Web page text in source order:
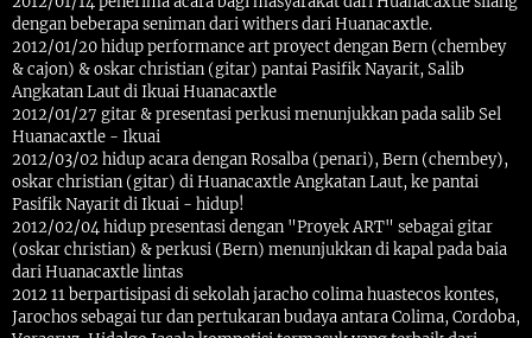
dengan beberapa seniman dari withers dari Huanacaxtle.
2012/01/20 hidup performance art proyect dengan Bern (chembey
& cajon) & oskar christian (gitar) pantai Pasifik Nayarit, Salib
Angkatan Laut di Ikuai Huanacaxtle
2012/01/27 gitar & presentasi perkusi menunjukkan pada salib Sel
Huanacaxtle - Ikuai
2012/03/02 hidup acara dengan Rosalba (penari), Bern (chembey),
oskar christian (gitar) di Huanacaxtle Angkatan Laut, ke pantai
Pasifik Nayarit di Ikuai - hidup!
2012/02/04 hidup presentasi dengan "Proyek ART" sebagai gitar
(oskar christian) & perkusi (Bern) menunjukkan di kapal pada baia
dari Huanacaxtle lintas
2012 11 berpartisipasi di sekolah jaracho colima huastecos kontes,
Jarochos sebagai tur dan pertukaran budaya antara Colima, Cordoba,